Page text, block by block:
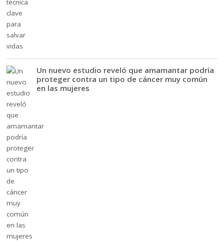
Un nuevo estudio reveló que amamantar podría
proteger contra un tipo de cáncer muy común
en las mujeres